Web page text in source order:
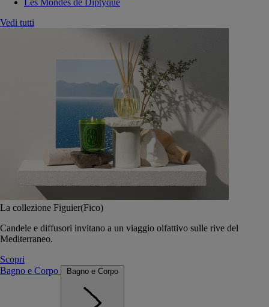
Vedi tutti
La collezione Figuier(Fico)
Candele e diffusori invitano a un viaggio olfattivo sulle rive del
Mediterraneo.
Scopri
Bagno e Corpo
Bagno e Corpo